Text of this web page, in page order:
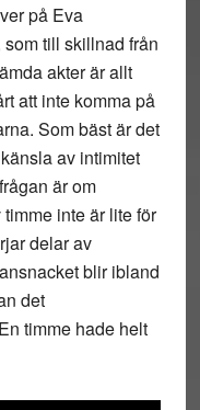
på Eva
som till skillnad från
akter är allt
att inte komma på
Som bäst är det
av intimitet
är om
inte är lite för
delar av
blir ibland
det
timme hade helt